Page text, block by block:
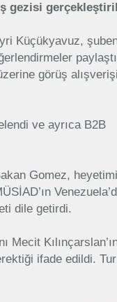
gezisi
Küçükyavuz,
görüş
ve ayrıca B2B
Gomez,
dile getirdi.
ifade edildi.